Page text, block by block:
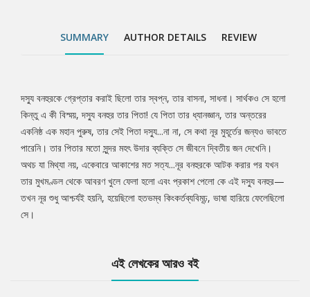
SUMMARY AUTHOR DETAILS REVIEW
Tab
Article
দস্যু বনহুরকে গ্রেপ্তার করাই ছিলো তার স্বপ্ন, তার বাসনা, সাধনা। সার্থকও সে হলো
কিন্তু এ কী বিস্ময়, দস্যু বনহুর তার পিতা! যে পিতা তার ধ্যানজ্ঞান, তার অন্তরের
একনিষ্ঠ এক মহান পুরুষ, তার সেই পিতা দস্যু...না না, সে কথা নূর মুহূর্তের জন্যও ভাবতে
পারেনি। তার পিতার মতো সুন্দর মহৎ উদার ব্যক্তি সে জীবনে দ্বিতীয় জন দেখেনি।
অথচ যা মিথ্যা নয়, একেবারে আকাশের মত সত্য...নূর বনহুরকে আটক করার পর যখন
তার মুখমণ্ডল থেকে আবরণ খুলে ফেলা হলো এবং প্রকাশ পেলো কে এই দস্যু বনহুর—
তখন নূর শুধু আশ্চর্যই হয়নি, হয়েছিলো হতভম্ব কিংকর্তব্যবিমূঢ়, ভাষা হারিয়ে ফেলেছিলো
সে।
এই লেখকের আরও বই